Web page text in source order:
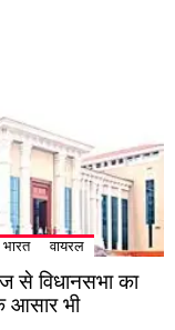
भारत वायरल
से विधानसभा का
आसार भी